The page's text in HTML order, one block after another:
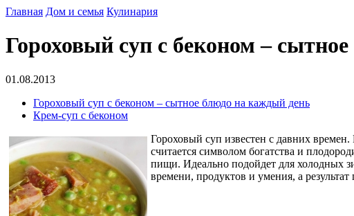
Главная Дом и семья Кулинария
Гороховый суп с беконом –
01.08.2013
Гороховый суп с беконом – сытное блюдо на каждый день
Крем-суп с беконом
Гороховый суп известен с давних
считается символом богатства и
пищи. Идеально подойдет для холодных
времени, продуктов и умения, а